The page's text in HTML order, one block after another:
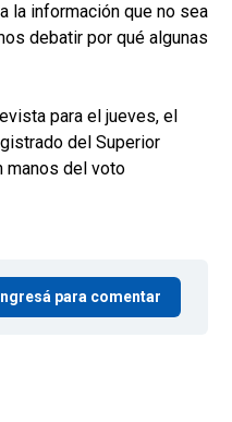
la información que no sea
debatir por qué algunas
para el jueves, el
del Superior
manos del voto
Ingresá para comentar